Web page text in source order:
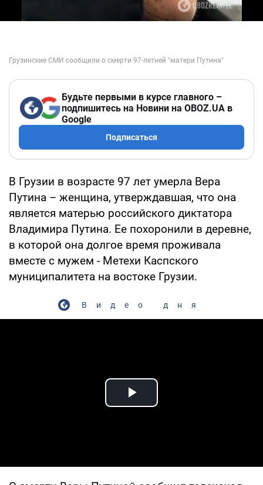
Будьте первыми в курсе главного –
подпишитесь на Новини на OBOZ.UA в
Google
Подписаться
В Грузии в возрасте 97 лет умерла Вера
Путина – женщина, утверждавшая, что она
является матерью российского диктатора
Владимира Путина. Ее похоронили в деревне,
в которой она долгое время проживала
вместе с мужем - Метехи Каспского
муниципалитета на востоке Грузии.
Видео дня
Play Video